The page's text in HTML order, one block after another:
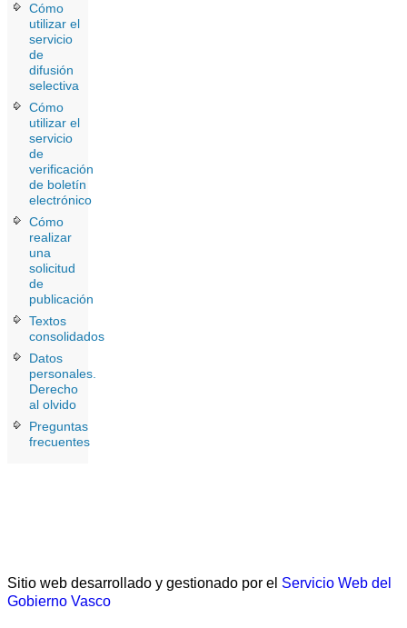
Cómo
utilizar el
servicio
de
difusión
selectiva
Cómo
utilizar el
servicio
de
verificación
de boletín
electrónico
Cómo
realizar
una
solicitud
de
publicación
Textos
consolidados
Datos
personales.
Derecho
al olvido
Preguntas
frecuentes
Sitio web desarrollado y gestionado por el Servicio Web del
Gobierno Vasco